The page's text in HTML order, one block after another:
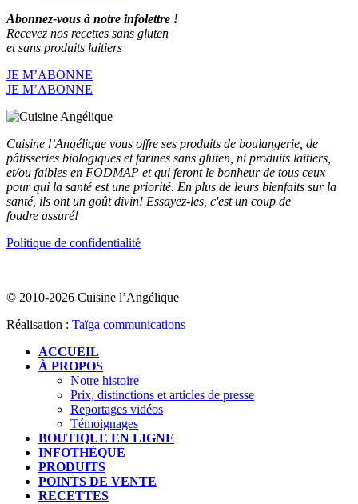
Abonnez-vous à notre infolettre !
Recevez nos recettes sans gluten
et sans produits laitiers
JE M’ABONNE
JE M’ABONNE
Cuisine l’Angélique vous offre ses produits de boulangerie, de
pâtisseries biologiques et farines sans gluten, ni produits laitiers,
et/ou faibles en FODMAP et qui feront le bonheur de tous ceux
pour qui la santé est une priorité. En plus de leurs bienfaits sur la
santé, ils ont un goût divin! Essayez-les, c'est un coup de
foudre assuré!
Politique de confidentialité
© 2010-2026 Cuisine l’Angélique
Réalisation : Taïga communications
ACCUEIL
À PROPOS
Notre histoire
Prix, distinctions et articles de presse
Reportages vidéos
Témoignages
BOUTIQUE EN LIGNE
INFOTHÈQUE
PRODUITS
POINTS DE VENTE
RECETTES